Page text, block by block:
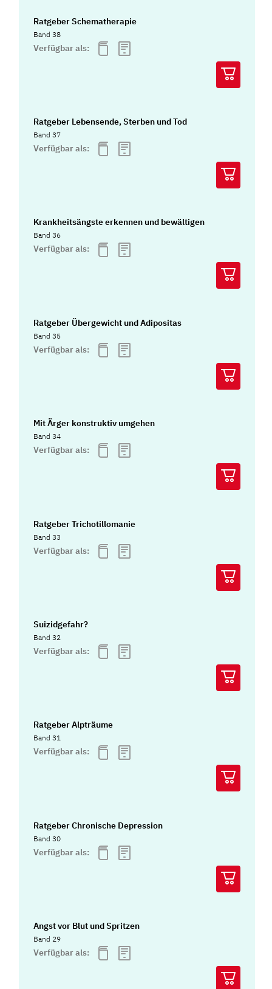
Ratgeber Schematherapie
Band 38
Verfügbar als:
Ratgeber Lebensende, Sterben und Tod
Band 37
Verfügbar als:
Krankheitsängste erkennen und bewältigen
Band 36
Verfügbar als:
Ratgeber Übergewicht und Adipositas
Band 35
Verfügbar als:
Mit Ärger konstruktiv umgehen
Band 34
Verfügbar als:
Ratgeber Trichotillomanie
Band 33
Verfügbar als:
Suizidgefahr?
Band 32
Verfügbar als:
Ratgeber Alpträume
Band 31
Verfügbar als:
Ratgeber Chronische Depression
Band 30
Verfügbar als:
Angst vor Blut und Spritzen
Band 29
Verfügbar als: